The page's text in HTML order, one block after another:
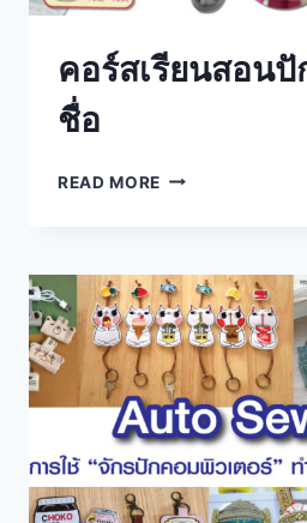
คอร์สเรียนสอน
ชื่อ
READ MORE